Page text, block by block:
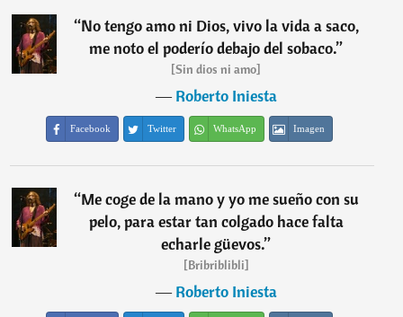
“No tengo amo ni Dios, vivo la vida a saco,
me noto el poderío debajo del sobaco.”
[Sin dios ni amo]
―Roberto Iniesta
Facebook Twitter WhatsApp Imagen
“Me coge de la mano y yo me sueño con su
pelo, para estar tan colgado hace falta
echarle güevos.”
[Bribriblibli]
―Roberto Iniesta